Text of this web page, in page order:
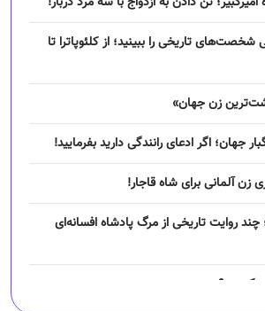
تاریخی را ببینید؛ از کلئوپاترا تا
زن جهان»
زن آلمانی برای شاه قاجار!
روایت تاریخی از مرگ پادشاه افسانه‌ای
کیست؟